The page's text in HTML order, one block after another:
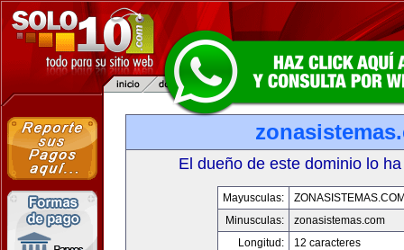
El dueño de este dominio lo
Mayusculas:
Minusculas:
zonasistemas.com
Longitud:
12 caracteres